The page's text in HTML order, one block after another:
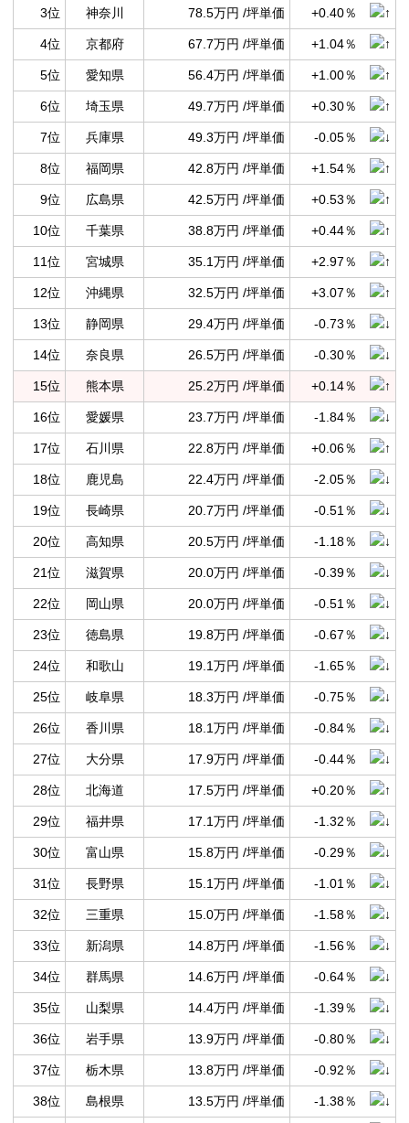
3位 神奈川 78.5万円 /坪単価 +0.40％
4位 京都府 67.7万円 /坪単価 +1.04％
5位 愛知県 56.4万円 /坪単価 +1.00％
6位 埼玉県 49.7万円 /坪単価 +0.30％
7位 兵庫県 49.3万円 /坪単価 -0.05％
8位 福岡県 42.8万円 /坪単価 +1.54％
9位 広島県 42.5万円 /坪単価 +0.53％
10位 千葉県 38.8万円 /坪単価 +0.44％
11位 宮城県 35.1万円 /坪単価 +2.97％
12位 沖縄県 32.5万円 /坪単価 +3.07％
13位 静岡県 29.4万円 /坪単価 -0.73％
14位 奈良県 26.5万円 /坪単価 -0.30％
15位 熊本県 25.2万円 /坪単価 +0.14％
16位 愛媛県 23.7万円 /坪単価 -1.84％
17位 石川県 22.8万円 /坪単価 +0.06％
18位 鹿児島 22.4万円 /坪単価 -2.05％
19位 長崎県 20.7万円 /坪単価 -0.51％
20位 高知県 20.5万円 /坪単価 -1.18％
21位 滋賀県 20.0万円 /坪単価 -0.39％
22位 岡山県 20.0万円 /坪単価 -0.51％
23位 徳島県 19.8万円 /坪単価 -0.67％
24位 和歌山 19.1万円 /坪単価 -1.65％
25位 岐阜県 18.3万円 /坪単価 -0.75％
26位 香川県 18.1万円 /坪単価 -0.84％
27位 大分県 17.9万円 /坪単価 -0.44％
28位 北海道 17.5万円 /坪単価 +0.20％
29位 福井県 17.1万円 /坪単価 -1.32％
30位 富山県 15.8万円 /坪単価 -0.29％
31位 長野県 15.1万円 /坪単価 -1.01％
32位 三重県 15.0万円 /坪単価 -1.58％
33位 新潟県 14.8万円 /坪単価 -1.56％
34位 群馬県 14.6万円 /坪単価 -0.64％
35位 山梨県 14.4万円 /坪単価 -1.39％
36位 岩手県 13.9万円 /坪単価 -0.80％
37位 栃木県 13.8万円 /坪単価 -0.92％
38位 島根県 13.5万円 /坪単価 -1.38％